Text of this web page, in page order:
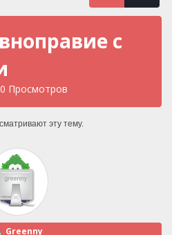
с
Просмотров
эту тему.
Greenny